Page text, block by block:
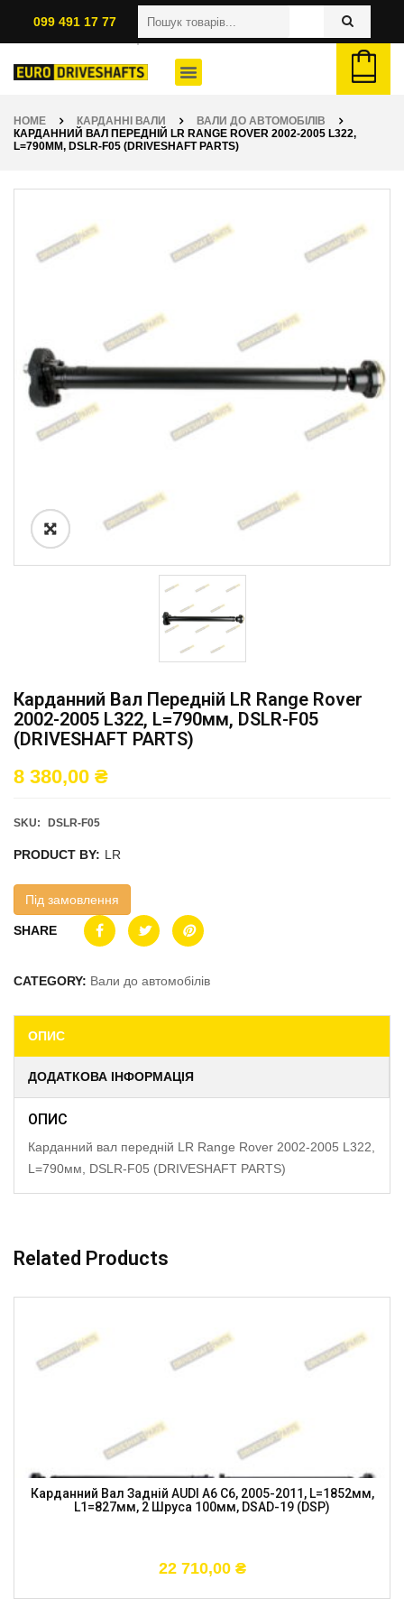
099 491 17 77
HOME КАРДАННІ ВАЛИ
ВАЛИ ДО АВТОМОБІЛІВ
КАРДАННИЙ ВАЛ ПЕРЕДНІЙ LR RANGE ROVER 2002-2005 L322,
L=790ММ, DSLR-F05 (DRIVESHAFT PARTS)
Карданний Вал Передній LR Range Rover
2002-2005 L322, L=790мм, DSLR-F05
(DRIVESHAFT PARTS)
8 380,00 ₴
SKU: DSLR-F05
PRODUCT BY: LR
Під замовлення
SHARE
CATEGORY: Вали до автомобілів
ОПИС
ДОДАТКОВА ІНФОРМАЦІЯ
ОПИС
Карданний вал передній LR Range Rover 2002-2005 L322,
L=790мм, DSLR-F05 (DRIVESHAFT PARTS)
Related Products
Карданний Вал Задній AUDI A6 C6, 2005-2011, L=1852мм,
L1=827мм, 2 Шруса 100мм, DSAD-19 (DSP)
22 710,00 ₴